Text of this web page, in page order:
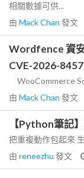
相關數據可供...
由 Mack Chan 發文
Wordfence 資
CVE-2026-8457
WooCommerce
由 Mack Chan 發文
【Python筆記
把重複動作包起來
由 reneezhu 發文